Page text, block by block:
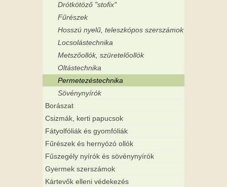
Drótkötöző "stofix"
Fűrészek
Hosszú nyelű, teleszkópos szerszámok
Locsolástechnika
Metszőollók, szüretelőollók
Oltástechnika
Permetezéstechnika
Sövénynyírók
Borászat
Csizmák, kerti papucsok
Fátyolfóliák és gyomfóliák
Fűrészek és hernyózó ollók
Fűszegély nyírók és sövénynyírók
Gyermek szerszámok
Kártevők elleni védekezés